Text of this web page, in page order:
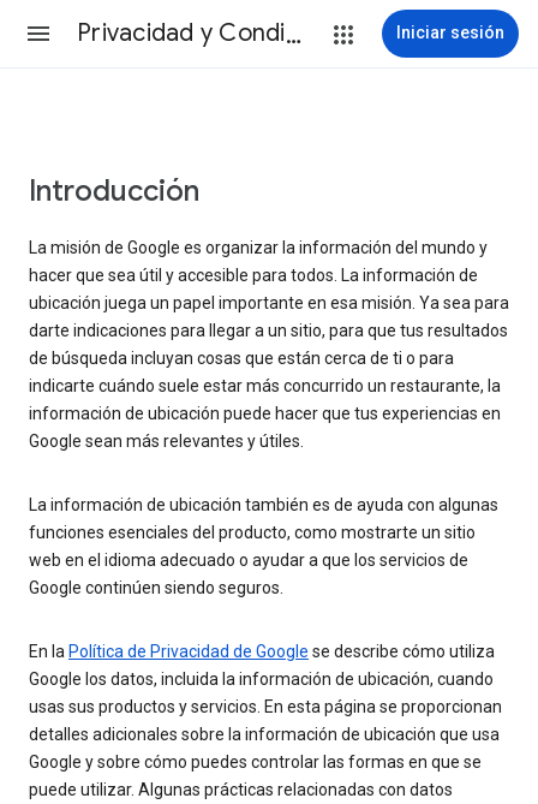
Privacidad y Condiciones Iniciar sesión
Introducción
La misión de Google es organizar la información del mundo y
hacer que sea útil y accesible para todos. La información de
ubicación juega un papel importante en esa misión. Ya sea para
darte indicaciones para llegar a un sitio, para que tus resultados
de búsqueda incluyan cosas que están cerca de ti o para
indicarte cuándo suele estar más concurrido un restaurante, la
información de ubicación puede hacer que tus experiencias en
Google sean más relevantes y útiles.
La información de ubicación también es de ayuda con algunas
funciones esenciales del producto, como mostrarte un sitio
web en el idioma adecuado o ayudar a que los servicios de
Google continúen siendo seguros.
En la Política de Privacidad de Google se describe cómo utiliza
Google los datos, incluida la información de ubicación, cuando
usas sus productos y servicios. En esta página se proporcionan
detalles adicionales sobre la información de ubicación que usa
Google y sobre cómo puedes controlar las formas en que se
puede utilizar. Algunas prácticas relacionadas con datos